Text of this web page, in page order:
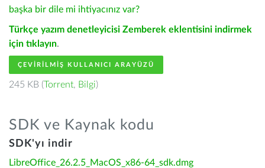
başka bir dile mi ihtiyacınız var?
Türkçe yazım denetleyicisi Zemberek eklentisini indirmek
için tıklayın.
ÇEVIRILMIŞ KULLANICI ARAYÜZÜ
245 KB (Torrent, Bilgi)
SDK ve Kaynak kodu
SDK'yı indir
LibreOffice_26.2.5_MacOS_x86-64_sdk.dmg